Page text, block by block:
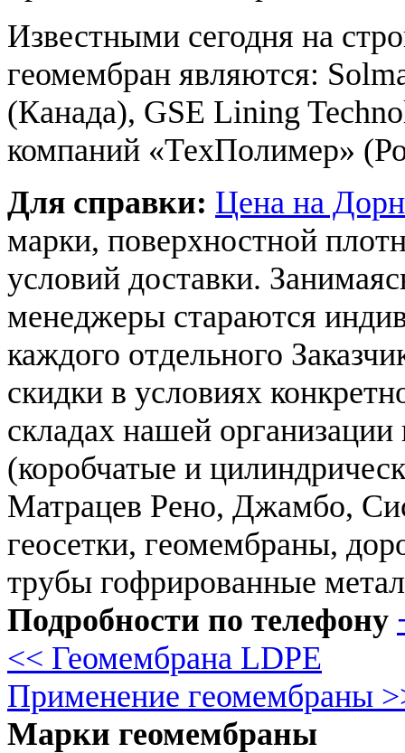
Известными сегодня на
геомембран являются:
(Канада), GSE Lining
компаний «ТехПолимер»
Для справки: Цена на
марки, поверхностной
условий доставки.
менеджеры стараются
каждого отдельного
скидки в условиях
складах нашей
(коробчатые и
Матрацев Рено, Джамбо,
геосетки, геомембраны,
трубы гофрированные
Подробности по телефону
<< Геомембрана LDPE
Применение геомембраны
Марки геомембраны